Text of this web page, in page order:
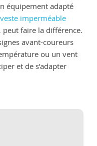
équipement adapté
veste imperméable
peut faire la différence.
avant-coureurs
ou un vent
et de s’adapter